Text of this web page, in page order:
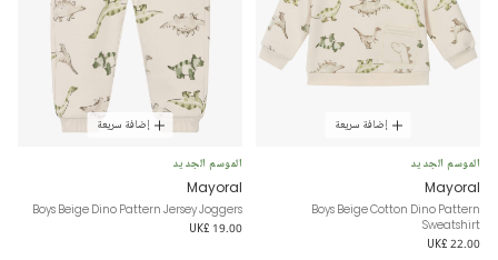
إضافة سريعة
الموسم الجديد
Mayoral
Boys Beige Cotton Dino Pattern
Sweatshirt
UK£ 22.00
إضافة سريعة
الموسم الجديد
Mayoral
Boys Beige Dino Pattern Jersey Joggers
UK£ 19.00